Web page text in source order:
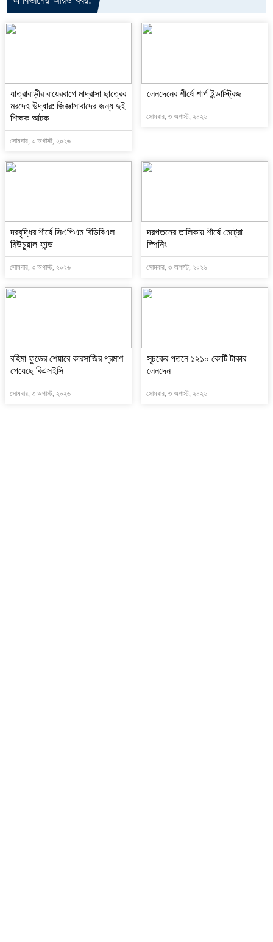
যাত্রাবাড়ীর রায়েরবাগে মাদ্রাসা ছাত্রের
মরদেহ উদ্ধার: জিজ্ঞাসাবাদের জন্য দুই
শিক্ষক আটক
সোমবার, ৩ অগাস্ট, ২০২৬
লেনদেনের শীর্ষে শার্প ইন্ডাস্ট্রিজ
সোমবার, ৩ অগাস্ট, ২০২৬
দরবৃদ্ধির শীর্ষে সিএপিএম বিডিবিএল
মিউচুয়াল ফান্ড
সোমবার, ৩ অগাস্ট, ২০২৬
দরপতনের তালিকায় শীর্ষে মেট্রো
স্পিনিং
সোমবার, ৩ অগাস্ট, ২০২৬
রহিমা ফুডের শেয়ারে কারসাজির প্রমাণ
পেয়েছে বিএসইসি
সোমবার, ৩ অগাস্ট, ২০২৬
সূচকের পতনে ১২১০ কোটি টাকার
লেনদেন
সোমবার, ৩ অগাস্ট, ২০২৬